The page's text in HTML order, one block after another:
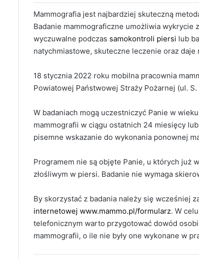
Mammografia jest najbardziej skuteczną
Badanie mammograficzne umożliwia wykrycie
wyczuwalne podczas samokontroli piersi lub
natychmiastowe, skuteczne leczenie oraz
18 stycznia 2022 roku mobilna pracownia
Powiatowej Państwowej Straży Pożarnej (ul.
W badaniach mogą uczestniczyć Panie w
mammografii w ciągu ostatnich 24 miesięcy
pisemne wskazanie do wykonania ponownej
Programem nie są objęte Panie, u których już
złośliwym w piersi. Badanie nie wymaga
By skorzystać z badania należy się wcześniej
internetowej www.mammo.pl/formularz. W
telefonicznym warto przygotować dowód
mammografii, o ile nie były one wykonane w